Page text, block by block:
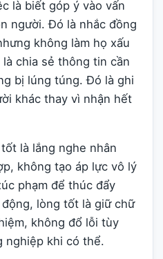
là biết góp ý vào vấn
người. Đó là nhắc đồng
không làm họ xấu
chia sẻ thông tin cần
bị lúng túng. Đó là ghi
khác thay vì nhận hết
là lắng nghe nhân
không tạo áp lực vô lý
phạm để thúc đẩy
lòng tốt là giữ chữ
không đổ lỗi tùy
nghiệp khi có thể.